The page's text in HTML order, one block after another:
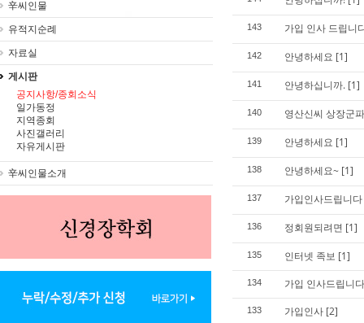
辛씨인물
유적지순례
자료실
게시판
공지사항/종회소식
일가동정
지역종회
사진갤러리
자유게시판
辛씨인물소개
143 가입 인사 드립니
142 안녕하세요 [1]
141 안녕하십니까. [1]
140 영산신씨 상장군
139 안녕하세요 [1]
138 안녕하세요~ [1]
137 가입인사드립니다
136 정회원되려면 [1]
135 인터넷 족보 [1]
134 가입 인사드립니
133 가입인사 [2]